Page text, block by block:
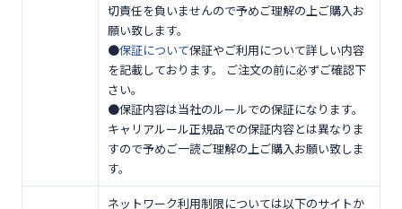
切責任を負いませんので予めご理解の上ご購入お
願い致します。
●保証について保証やご利用について詳しい内容
を記載しております。 ご注文の前に必ずご確認下
さい。
●保証内容は当社のルールでの保証になります。
キャリアルール正規品での保証内容とは異なりま
すので予めご一読ご理解の上ご購入お願い致しま
す。
ネットワーク利用制限については以下のサイトか